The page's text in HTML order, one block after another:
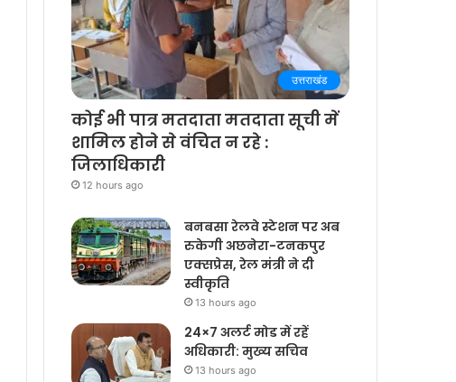
उत्तराखंड
कोई भी पात्र मतदाता मतदाता सूची में
शामिल होने से वंचित न रहे :
जिलाधिकारी
12 hours ago
बनबसा रेलवे स्टेशन पर अब
रुकेगी अछनेरा-टनकपुर
एक्सप्रेस, रेल मंत्री ने दी
स्वीकृति
13 hours ago
24×7 अलर्ट मोड में रहें
अधिकारी: मुख्य सचिव
13 hours ago